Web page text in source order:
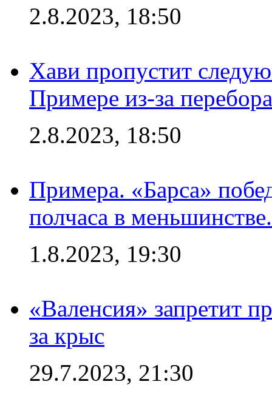
2.8.2023, 18:50
Хави пропустит
Примере из-за
2.8.2023, 18:50
Примера. «Барса»
полчаса в
1.8.2023, 19:30
«Валенсия» запретит
за крыс
29.7.2023, 21:30